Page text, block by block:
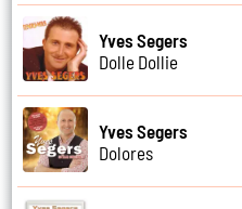
Yves Segers
Dolle Dollie
Yves Segers
Dolores